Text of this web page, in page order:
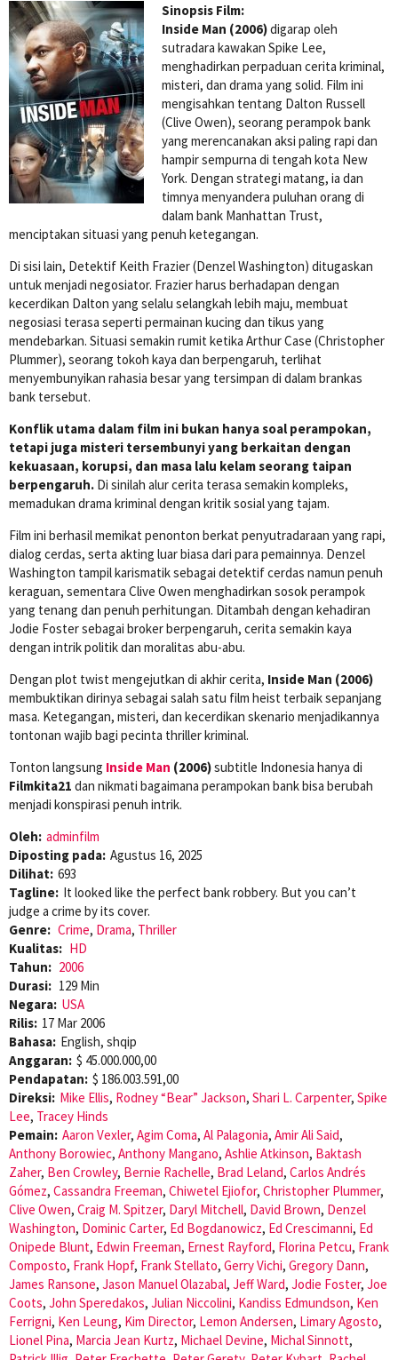
Sinopsis Film:
Inside Man (2006)digarap oleh
sutradara kawakan Spike Lee,
menghadirkan perpaduan cerita kriminal,
misteri, dan drama yang solid. Film ini
mengisahkan tentang Dalton Russell
(Clive Owen), seorang perampok bank
yang merencanakan aksi paling rapi dan
hampir sempurna di tengah kota New
York. Dengan strategi matang, ia dan
timnya menyandera puluhan orang di
dalam bank Manhattan Trust,
menciptakan situasi yang penuh ketegangan.
Di sisi lain, Detektif Keith Frazier (Denzel Washington) ditugaskan
untuk menjadi negosiator. Frazier harus berhadapan dengan
kecerdikan Dalton yang selalu selangkah lebih maju, membuat
negosiasi terasa seperti permainan kucing dan tikus yang
mendebarkan. Situasi semakin rumit ketika Arthur Case (Christopher
Plummer), seorang tokoh kaya dan berpengaruh, terlihat
menyembunyikan rahasia besar yang tersimpan di dalam brankas
bank tersebut.
Konflik utama dalam film ini bukan hanya soal perampokan,
tetapi juga misteri tersembunyi yang berkaitan dengan
kekuasaan, korupsi, dan masa lalu kelam seorang taipan
berpengaruh. Di sinilah alur cerita terasa semakin kompleks,
memadukan drama kriminal dengan kritik sosial yang tajam.
Film ini berhasil memikat penonton berkat penyutradaraan yang rapi,
dialog cerdas, serta akting luar biasa dari para pemainnya. Denzel
Washington tampil karismatik sebagai detektif cerdas namun penuh
keraguan, sementara Clive Owen menghadirkan sosok perampok
yang tenang dan penuh perhitungan. Ditambah dengan kehadiran
Jodie Foster sebagai broker berpengaruh, cerita semakin kaya
dengan intrik politik dan moralitas abu-abu.
Dengan plot twist mengejutkan di akhir cerita, Inside Man (2006)
membuktikan dirinya sebagai salah satu film heist terbaik sepanjang
masa. Ketegangan, misteri, dan kecerdikan skenario menjadikannya
tontonan wajib bagi pecinta thriller kriminal.
Tonton langsung Inside Man (2006)subtitle Indonesia hanya di
Filmkita21 dan nikmati bagaimana perampokan bank bisa berubah
menjadi konspirasi penuh intrik.
Oleh: adminfilm
Diposting pada: Agustus 16, 2025
Dilihat: 693
Tagline: It looked like the perfect bank robbery. But you can’t
judge a crime by its cover.
Genre: Crime, Drama, Thriller
Kualitas: HD
Tahun: 2006
Durasi: 129 Min
Negara: USA
Rilis: 17 Mar 2006
Bahasa: English, shqip
Anggaran: $ 45.000.000,00
Pendapatan: $ 186.003.591,00
Direksi: Mike Ellis, Rodney “Bear” Jackson, Shari L. Carpenter, Spike
Lee, Tracey Hinds
Pemain: Aaron Vexler, Agim Coma, Al Palagonia, Amir Ali Said,
Anthony Borowiec, Anthony Mangano, Ashlie Atkinson, Baktash
Zaher, Ben Crowley, Bernie Rachelle, Brad Leland, Carlos Andrés
Gómez, Cassandra Freeman, Chiwetel Ejiofor, Christopher Plummer,
Clive Owen, Craig M. Spitzer, Daryl Mitchell, David Brown, Denzel
Washington, Dominic Carter, Ed Bogdanowicz, Ed Crescimanni, Ed
Onipede Blunt, Edwin Freeman, Ernest Rayford, Florina Petcu, Frank
Composto, Frank Hopf, Frank Stellato, Gerry Vichi, Gregory Dann,
James Ransone, Jason Manuel Olazabal, Jeff Ward, Jodie Foster, Joe
Coots, John Speredakos, Julian Niccolini, Kandiss Edmundson, Ken
Ferrigni, Ken Leung, Kim Director, Lemon Andersen, Limary Agosto,
Lionel Pina, Marcia Jean Kurtz, Michael Devine, Michal Sinnott,